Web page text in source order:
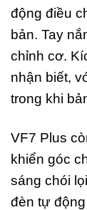
động điều
bản. Tay
chỉnh cơ.
nhận biết,
trong khi
VF7 Plus
khiển góc
sáng chói
đèn tự